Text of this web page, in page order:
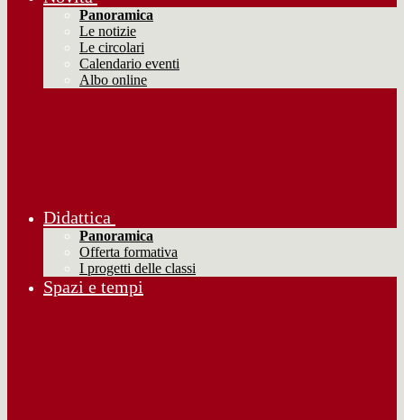
Panoramica
Le notizie
Le circolari
Calendario eventi
Albo online
Didattica
Panoramica
Offerta formativa
I progetti delle classi
Spazi e tempi